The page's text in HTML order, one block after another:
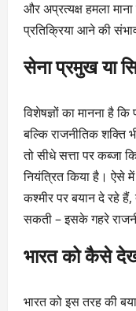
और अप्रत्यक्ष हमला
प्रतिक्रिया आने की
सेना प्रमुख या
विशेषज्ञों का मानना है
बल्कि राजनीतिक शक्ति
तो सीधे सत्ता पर कब्जा
नियंत्रित किया है। ऐसे
कश्मीर पर बयान दे रहे हैं,
सकती – इसके गहरे
भारत को कैसे
भारत को इस तरह की